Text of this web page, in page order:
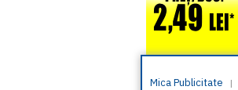
Mica Publicitate |